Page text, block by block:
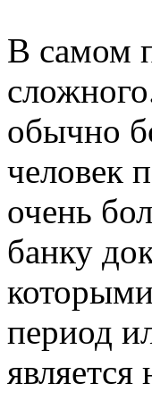
В самом
обычно
человек
очень
банку
период